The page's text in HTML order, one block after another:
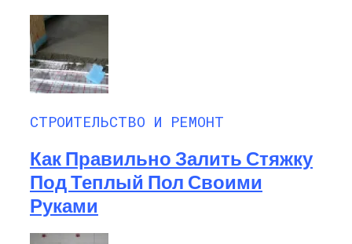
СТРОИТЕЛЬСТВО И РЕМОНТ
Как Правильно Залить Стяжку
Под Теплый Пол Своими
Руками